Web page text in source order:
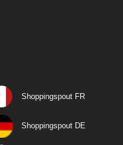
Shoppingspout FR
Shoppingspout DE